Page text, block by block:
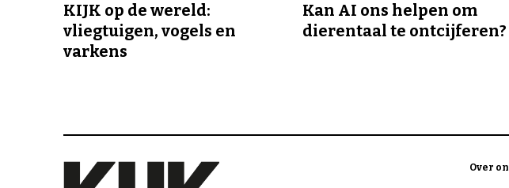
KIJK op de wereld:
vliegtuigen, vogels en
varkens
Kan AI ons helpen om
dierentaal te ontcijferen?
Over